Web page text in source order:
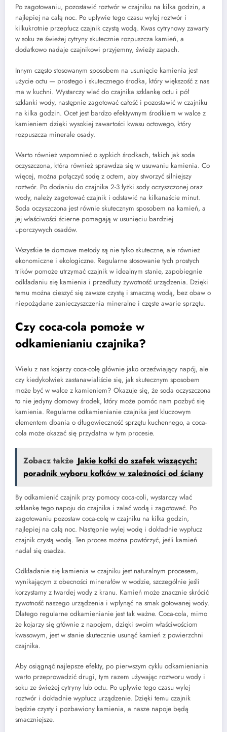
Po zagotowaniu, pozostawić roztwór w czajniku na kilka godzin, a
najlepiej na całą noc. Po upływie tego czasu wylej roztwór i
kilkukrotnie przepłucz czajnik czystą wodą. Kwas cytrynowy zawarty
w soku ze świeżej cytryny skutecznie rozpuszcza kamień, a
dodatkowo nadaje czajnikowi przyjemny, świeży zapach.
Innym często stosowanym sposobem na usunięcie kamienia jest
użycie octu — prostego i skutecznego środka, który większość z nas
ma w kuchni. Wystarczy wlać do czajnika szklankę octu i pół
szklanki wody, następnie zagotować całość i pozostawić w czajniku
na kilka godzin. Ocet jest bardzo efektywnym środkiem w walce z
kamieniem dzięki wysokiej zawartości kwasu octowego, który
rozpuszcza minerale osady.
Warto również wspomnieć o sypkich środkach, takich jak soda
oczyszczona, która również sprawdza się w usuwaniu kamienia. Co
więcej, można połączyć sodę z octem, aby stworzyć silniejszy
roztwór. Po dodaniu do czajnika 2-3 łyżki sody oczyszczonej oraz
wody, należy zagotować czajnik i odstawić na kilkanaście minut.
Soda oczyszczona jest równie skutecznym sposobem na kamień, a
jej właściwości ścierne pomagają w usunięciu bardziej
uporczywych osadów.
Wszystkie te domowe metody są nie tylko skuteczne, ale również
ekonomiczne i ekologiczne. Regularne stosowanie tych prostych
trików pomoże utrzymać czajnik w idealnym stanie, zapobiegnie
odkładaniu się kamienia i przedłuży żywotność urządzenia. Dzięki
temu można cieszyć się zawsze czystą i smaczną wodą, bez obaw o
niepożądane zanieczyszczenia mineralne i częste awarie sprzętu.
Czy coca-cola pomoże w
odkamienianiu czajnika?
Wielu z nas kojarzy coca-colę głównie jako orzeźwiający napój, ale
czy kiedykolwiek zastanawialiście się, jak skutecznym sposobem
może być w walce z kamieniem? Okazuje się, że soda oczyszczona
to nie jedyny domowy środek, który może pomóc nam pozbyć się
kamienia. Regularne odkamienianie czajnika jest kluczowym
elementem dbania o długowieczność sprzętu kuchennego, a coca-
cola może okazać się przydatna w tym procesie.
Zobacz także Jakie kołki do szafek wiszących:
poradnik wyboru kołków w zależności od ściany
By odkamienić czajnik przy pomocy coca-coli, wystarczy wlać
szklankę tego napoju do czajnika i zalać wodą i zagotować. Po
zagotowaniu pozostaw coca-colę w czajniku na kilka godzin,
najlepiej na całą noc. Następnie wylej wodę i dokładnie wypłucz
czajnik czystą wodą. Ten proces można powtórzyć, jeśli kamień
nadal się osadza.
Odkładanie się kamienia w czajniku jest naturalnym procesem,
wynikającym z obecności minerałów w wodzie, szczególnie jeśli
korzystamy z twardej wody z kranu. Kamień może znacznie skrócić
żywotność naszego urządzenia i wpłynąć na smak gotowanej wody.
Dlatego regularne odkamienianie jest tak ważne. Coca-cola, mimo
że kojarzy się głównie z napojem, dzięki swoim właściwościom
kwasowym, jest w stanie skutecznie usunąć kamień z powierzchni
czajnika.
Aby osiągnąć najlepsze efekty, po pierwszym cyklu odkamieniania
warto przeprowadzić drugi, tym razem używając roztworu wody i
soku ze świeżej cytryny lub octu. Po upływie tego czasu wylej
roztwór i dokładnie wypłucz urządzenie. Dzięki temu czajnik
będzie czysty i pozbawiony kamienia, a nasze napoje będą
smaczniejsze.